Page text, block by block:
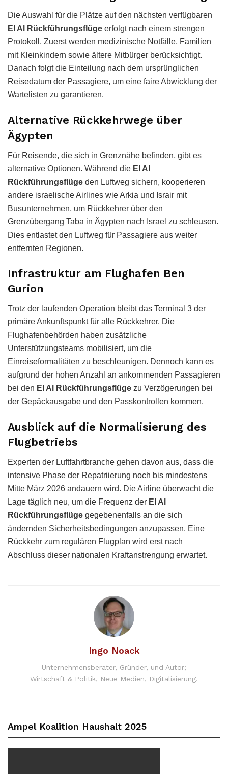
Die Auswahl für die Plätze auf den nächsten verfügbaren
El Al Rückführungsflüge erfolgt nach einem strengen
Protokoll. Zuerst werden medizinische Notfälle, Familien
mit Kleinkindern sowie ältere Mitbürger berücksichtigt.
Danach folgt die Einteilung nach dem ursprünglichen
Reisedatum der Passagiere, um eine faire Abwicklung der
Wartelisten zu garantieren.
Alternative Rückkehrwege über
Ägypten
Für Reisende, die sich in Grenznähe befinden, gibt es
alternative Optionen. Während die El Al
Rückführungsflüge den Luftweg sichern, kooperieren
andere israelische Airlines wie Arkia und Israir mit
Busunternehmen, um Rückkehrer über den
Grenzübergang Taba in Ägypten nach Israel zu schleusen.
Dies entlastet den Luftweg für Passagiere aus weiter
entfernten Regionen.
Infrastruktur am Flughafen Ben
Gurion
Trotz der laufenden Operation bleibt das Terminal 3 der
primäre Ankunftspunkt für alle Rückkehrer. Die
Flughafenbehörden haben zusätzliche
Unterstützungsteams mobilisiert, um die
Einreiseformalitäten zu beschleunigen. Dennoch kann es
aufgrund der hohen Anzahl an ankommenden Passagieren
bei den El Al Rückführungsflüge zu Verzögerungen bei
der Gepäckausgabe und den Passkontrollen kommen.
Ausblick auf die Normalisierung des
Flugbetriebs
Experten der Luftfahrtbranche gehen davon aus, dass die
intensive Phase der Repatriierung noch bis mindestens
Mitte März 2026 andauern wird. Die Airline überwacht die
Lage täglich neu, um die Frequenz der El Al
Rückführungsflüge gegebenenfalls an die sich
ändernden Sicherheitsbedingungen anzupassen. Eine
Rückkehr zum regulären Flugplan wird erst nach
Abschluss dieser nationalen Kraftanstrengung erwartet.
Ingo Noack
Unternehmensberater, Gründer, und Autor;
Wirtschaft & Politik, Neue Medien, Digitalisierung.
Ampel Koalition Haushalt 2025